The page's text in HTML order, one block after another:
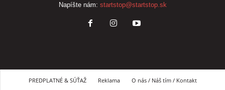
Napíšte nám: startstop@startstop.sk
PREDPLATNÉ & SÚŤAŽ Reklama
O nás / Náš tím / Kontakt